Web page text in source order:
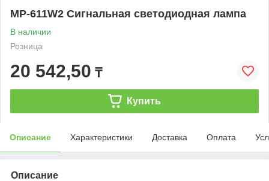
MP-611W2 Сигнальная светодиодная лампа
В наличии
Розница
20 542,50 ₸
Купить
Описание Характеристики Доставка Оплата
Описание